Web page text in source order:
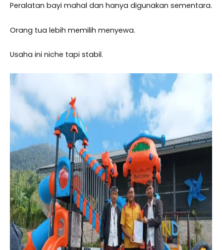
Peralatan bayi mahal dan hanya digunakan sementara.
Orang tua lebih memilih menyewa.
Usaha ini niche tapi stabil.